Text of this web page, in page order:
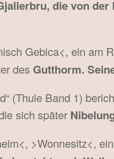
die von der
Gebica<, ein am
des Gutthorm.
(Thule Band 1)
sich später
>Wonnesitz<,